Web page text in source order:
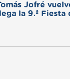
Jofré
llega la 9.ª